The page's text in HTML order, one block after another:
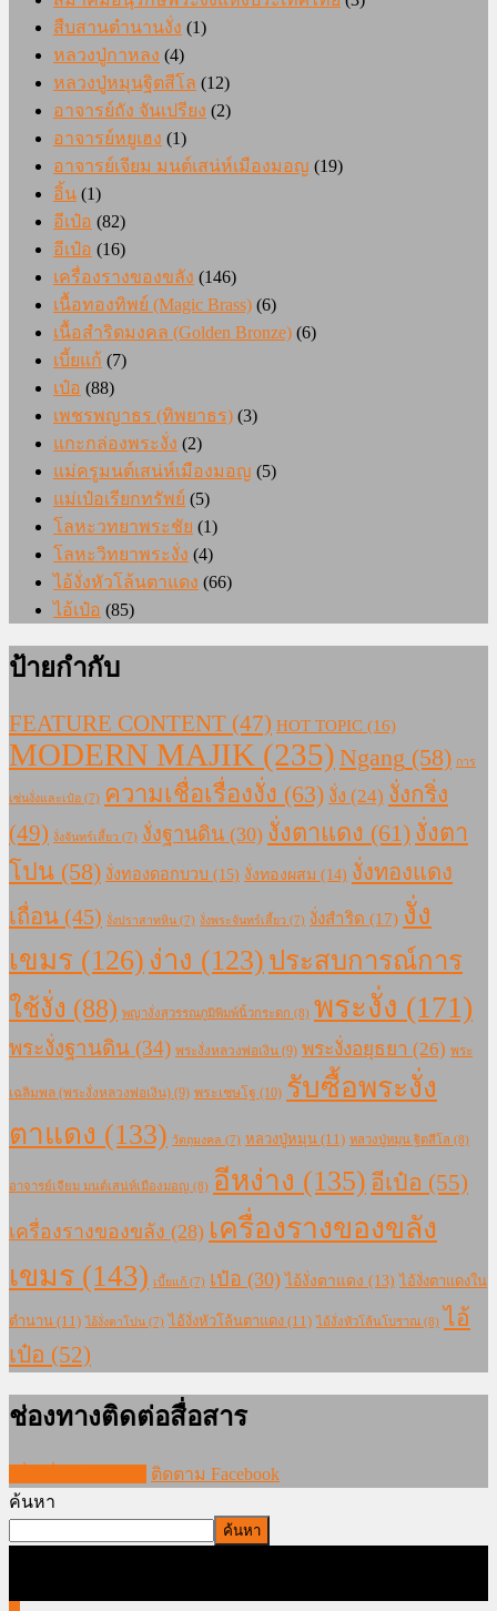
สืบสานตำนานงั่ง (1)
หลวงปู่กาหลง (4)
หลวงปู่หมุนฐิตสีโล (12)
อาจารย์ถัง จันเปรียง (2)
อาจารย์หยูเฮง (1)
อาจารย์เจียม มนต์เสน่ห์เมืองมอญ (19)
อิ้น (1)
อีเป๋อ (82)
อีเป๋อ (16)
เครื่องรางของขลัง (146)
เนื้อทองทิพย์ (Magic Brass) (6)
เนื้อสำริดมงคล (Golden Bronze) (6)
เบี้ยแก้ (7)
เป๋อ (88)
เพชรพญาธร (ทิพยาธร) (3)
แกะกล่องพระงั่ง (2)
แม่ครูมนต์เสน่ห์เมืองมอญ (5)
แม่เป๋อเรียกทรัพย์ (5)
โลหะวทยาพระชัย (1)
โลหะวิทยาพระงั่ง (4)
ไอ้งั่งหัวโล้นตาแดง (66)
ไอ้เป๋อ (85)
ป้ายกำกับ
FEATURE CONTENT (47) HOT TOPIC (16)
MODERN MAJIK (235) Ngang (58) การ
เซ่นงั่งและเป๋อ (7) ความเชื่อเรื่องงั่ง (63) งั่ง (24) งั่งกริ่ง
(49) งั่งจันทร์เสี้ยว (7) งั่งฐานดิน (30) งั่งตาแดง (61) งั่งตา
โปน (58) งั่งทองดอกบวบ (15) งั่งทองผสม (14) งั่งทองแดง
เถื่อน (45) งั่งปราสาทหิน (7) งั่งพระจันทร์เสี้ยว (7) งั่งสำริด (17) งั่ง
เขมร (126) ง่าง (123) ประสบการณ์การ
ใช้งั่ง (88) พญางั่งสุวรรณภูมิพิมพ์นิ้วกระดก (8) พระงั่ง (171)
พระงั่งฐานดิน (34) พระงั่งหลวงพ่อเงิน (9) พระงั่งอยุธยา (26) พระ
เฉลิมพล (พระงั่งหลวงพ่อเงิน) (9) พระเชษโฐ (10) รับซื้อพระงั่ง
ตาแดง (133) วัตถุมงคล (7) หลวงปู่หมุน (11) หลวงปู่หมุน ฐิตสีโล (8)
อาจารย์เจียม มนต์เสน่ห์เมืองมอญ (8) อีหง่าง (135) อีเป๋อ (55)
เครื่องรางของขลัง (28) เครื่องรางของขลัง
เขมร (143) เบี้ยแก้ (7) เป๋อ (30) ไอ้งั่งตาแดง (13) ไอ้งั่งตาแดงใน
ตำนาน (11) ไอ้งั่งตาโปน (7) ไอ้งั่งหัวโล้นตาแดง (11) ไอ้งั่งหัวโล้นโบราณ (8) ไอ้
เป๋อ (52)
ช่องทางติดต่อสื่อสาร
ติดตาม Facebook
ค้นหา
ค้นหา